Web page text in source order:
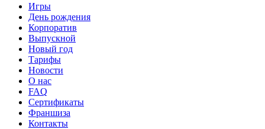
Игры
День рождения
Корпоратив
Выпускной
Новый год
Тарифы
Новости
О нас
FAQ
Сертификаты
Франшиза
Контакты